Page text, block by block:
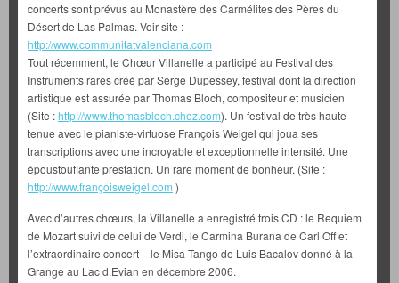
concerts sont prévus au Monastère des Carmélites des Pères du
Désert de Las Palmas. Voir site :
http://www.communitatvalenciana.com
Tout récemment, le Chœur Villanelle a participé au Festival des
Instruments rares créé par Serge Dupessey, festival dont la direction
artistique est assurée par Thomas Bloch, compositeur et musicien
(Site :http://www.thomasbloch.chez.com). Un festival de très haute
tenue avec le pianiste-virtuose François Weigel qui joua ses
transcriptions avec une incroyable et exceptionnelle intensité. Une
époustouflante prestation. Un rare moment de bonheur. (Site :
http://www.françoisweigel.com )
Avec d’autres chœurs, la Villanelle a enregistré trois CD : le Requiem
de Mozart suivi de celui de Verdi, le Carmina Burana de Carl Off et
l’extraordinaire concert – le Misa Tango de Luis Bacalov donné à la
Grange au Lac d.Evian en décembre 2006.